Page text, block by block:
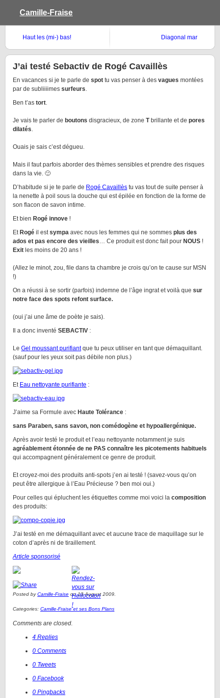
Camille-Fraise
Haut les (mi-) bas! Diagonal mar
J’ai testé Sebactiv de Rogé Cavaillès
En vacances si je te parle de spot tu vas penser à des vagues montées
par de subliiiimes surfeurs.
Ben t’as tort.
Je vais te parler de boutons disgracieux, de zone Tbrillante et de pores
dilatés.
Ouais je sais c’est dégueu.
Mais il faut parfois aborder des thèmes sensibles et prendre des risques
dans la vie. 🙂
D’habitude si je te parle de Rogé Cavaillès tu vas tout de suite penser à
la nenette à poil sous la douche qui est épilée en fonction de la forme de
son flacon de savon intime.
Et bien Rogé innove !
Et Rogé il estsympa avec nous les femmes qui ne sommes plus des
ados et pas encore des vieilles… Ce produit est donc fait pour NOUS !
Exit les moins de 20 ans !
(Allez le minot, zou, file dans ta chambre je crois qu’on te cause sur MSN
!)
On a réussi à se sortir (parfois) indemne de l’âge ingrat et voilà que sur
notre face des spots refont surface.
(oui j’ai une âme de poète je sais).
Il a donc inventé SEBACTIV :
Le Gel moussant purifiantque tu peux utiliser en tant que démaquillant.
(sauf pour les yeux soit pas débile non plus.)
Et Eau nettoyante purifiante :
J’aime sa Formule avec Haute Tolérance :
sans Paraben, sans savon, non comédogène et hypoallergénique.
Après avoir testé le produit et l’eau nettoyante notamment je suis
agréablement étonnée de ne PAS connaître les picotements habituels
qui accompagnent généralement ce genre de produit.
Et croyez-moi des produits anti-spots j’en ai testé ! (savez-vous qu’on
peut être allergique à l’Eau Précieuse ? ben moi oui.)
Pour celles qui épluchent les étiquettes comme moi voici la composition
des produits:
J’ai testé en me démaquillant avec et aucune trace de maquillage sur le
coton d’après ni de tiraillement.
Article sponsorisé
Posted byCamille-Fraise on 13 August 2009.
Categories: Camille-Fraise et ses Bons Plans
Comments are closed.
4 Replies
0 Comments
0 Tweets
0 Facebook
0 Pingbacks